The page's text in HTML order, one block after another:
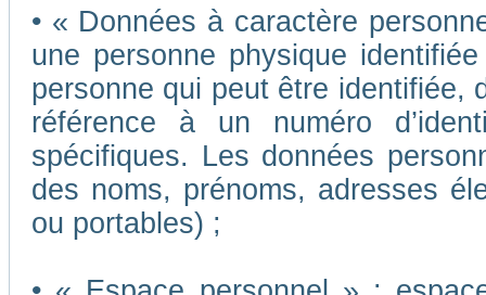
• « Données à caractère
une personne physique
personne qui peut être identifiée,
référence à un numéro
spécifiques. Les données
des noms, prénoms, adresses
ou portables) ;